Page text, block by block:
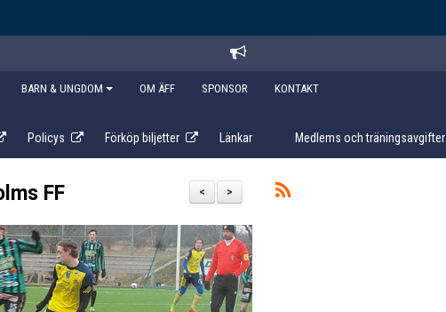
BARN & UNGDOM OM ÄFF SPONSOR KONTAKT
Policys Förköp biljetter Länkar Medlems och träningsavgifter
>
<
FF